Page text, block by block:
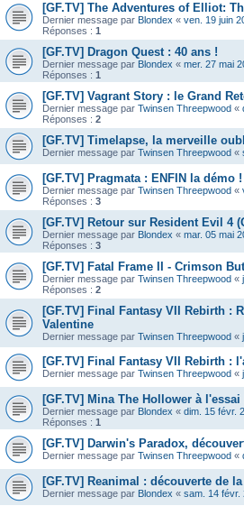
[GF.TV] The Adventures of Elliot:
Dernier message par Blondex « ven. 19 juin
Réponses : 1
[GF.TV] Dragon Quest : 40 ans !
Dernier message par Blondex « mer. 27 mai
Réponses : 1
[GF.TV] Vagrant Story : le Grand
Dernier message par Twinsen Threepwood «
Réponses : 2
[GF.TV] Timelapse, la merveille
Dernier message par Twinsen Threepwood «
[GF.TV] Pragmata : ENFIN la démo !
Dernier message par Twinsen Threepwood «
Réponses : 3
[GF.TV] Retour sur Resident Evil 4
Dernier message par Blondex « mar. 05 mai
Réponses : 3
[GF.TV] Fatal Frame II - Crimson
Dernier message par Twinsen Threepwood «
Réponses : 2
[GF.TV] Final Fantasy VII Rebirth :
Valentine
Dernier message par Twinsen Threepwood «
[GF.TV] Final Fantasy VII Rebirth :
Dernier message par Twinsen Threepwood «
[GF.TV] Mina The Hollower à l'essai
Dernier message par Blondex « dim. 15 févr.
Réponses : 1
[GF.TV] Darwin's Paradox,
Dernier message par Twinsen Threepwood «
[GF.TV] Reanimal : découverte de
Dernier message par Blondex « sam. 14 févr.